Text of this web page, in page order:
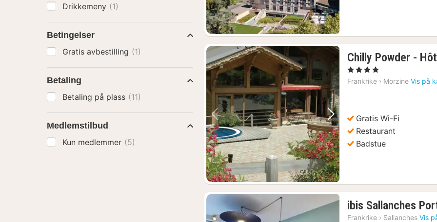
Forrige bilde Neste bilde
Chilly Powder -
, 4 Stjerner
Frankrike › Morzine Vis på
Gratis Wi-Fi
Restaurant
Badstue
ibis Sallanches
Frankrike › Sallanches Vis
Drikkemeny (1)
Betingelser
Gratis avbestilling (1)
Betaling
Betaling på plass (11)
Medlemstilbud
Kun medlemmer (5)